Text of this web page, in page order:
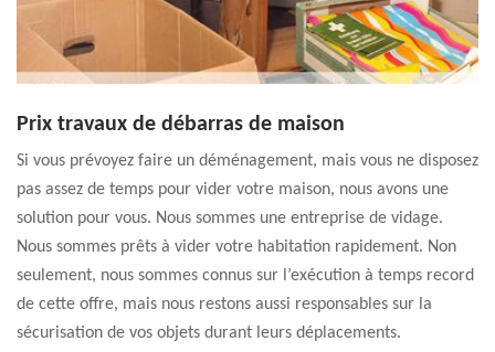
Prix travaux de débarras de maison
Si vous prévoyez faire un déménagement, mais vous ne disposez
pas assez de temps pour vider votre maison, nous avons une
solution pour vous. Nous sommes une entreprise de vidage.
Nous sommes prêts à vider votre habitation rapidement. Non
seulement, nous sommes connus sur l’exécution à temps record
de cette offre, mais nous restons aussi responsables sur la
sécurisation de vos objets durant leurs déplacements.